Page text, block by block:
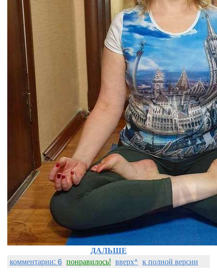
ДАЛЬШЕ
комментарии: 6 понравилось! вверх^ к полной версии